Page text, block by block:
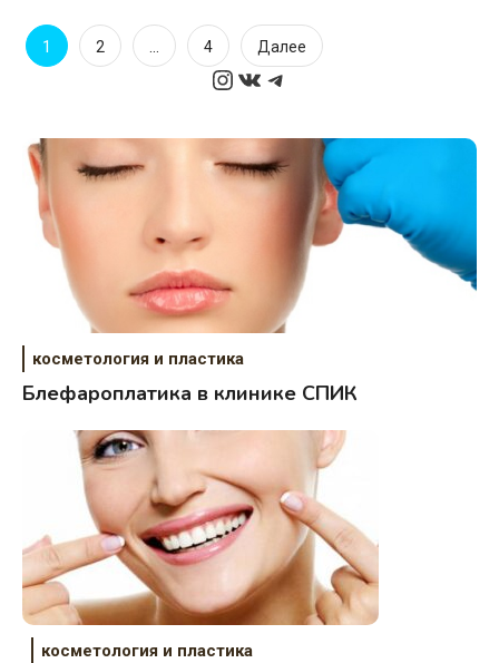
Пагинация
1 2 … 4 Далее
Instagram
ВКонтакте
Telegram
косметология и пластика
Блефароплатика в клинике СПИК
косметология и пластика